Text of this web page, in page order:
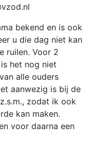
bekend en is ook
u die dag niet kan
ruilen. Voor 2
het nog niet
alle ouders
aanwezig is bij de
zodat ik ook
kan maken.
voor daarna een